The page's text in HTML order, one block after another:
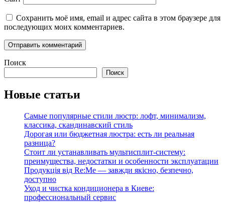
Сохранить моё имя, email и адрес сайта в этом браузере для
последующих моих комментариев.
Поиск
Поиск
Новые статьи
Самые популярные стили люстр: лофт, минимализм,
классика, скандинавский стиль
Дорогая или бюджетная люстра: есть ли реальная
разница?
Стоит ли устанавливать мультисплит-систему:
преимущества, недостатки и особенности эксплуатации
Продукція від Re:Me — завжди якісно, безпечно,
доступно
Уход и чистка кондиционера в Киеве:
профессиональный сервис